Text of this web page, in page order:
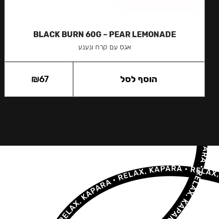
BLACK BURN 60G – PEAR LEMONADE
אגס עם קרח ונענע
₪67 הוסף לסל